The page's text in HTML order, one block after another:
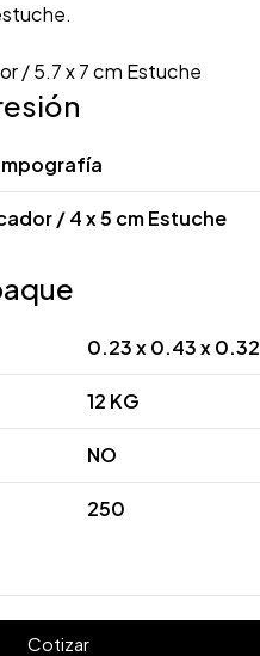
/ 5.7 x 7 cm Estuche
/ 4 x 5 cm Estuche
0.23 x 0.43 x 0.32
12 KG
NO
250
Cotizar